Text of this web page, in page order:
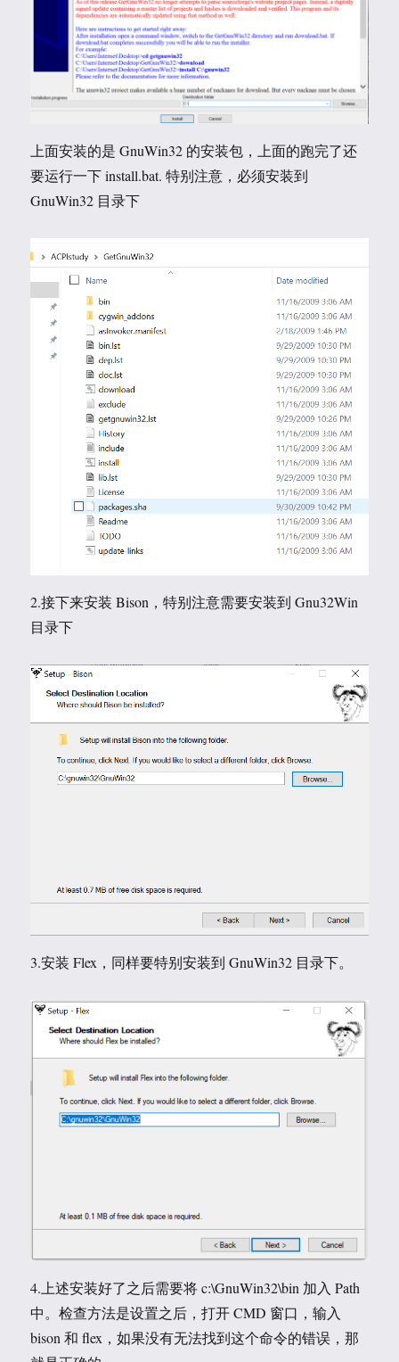
上面安装的是 GnuWin32 的安装包，上面的跑完了还
要运行一下 install.bat. 特别注意，必须安装到
GnuWin32 目录下
2.接下来安装 Bison，特别注意需要安装到 Gnu32Win
目录下
3.安装 Flex，同样要特别安装到 GnuWin32 目录下。
4.上述安装好了之后需要将 c:\GnuWin32\bin 加入 Path
中。检查方法是设置之后，打开 CMD 窗口，输入
bison 和 flex，如果没有无法找到这个命令的错误，那